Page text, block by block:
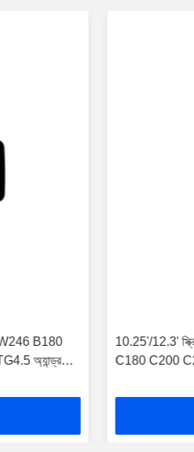
W246 B180
অ্যান্ড্রয়েড
10.25'/12.3'
C180 C200
অ্যান্ড্রয়েড